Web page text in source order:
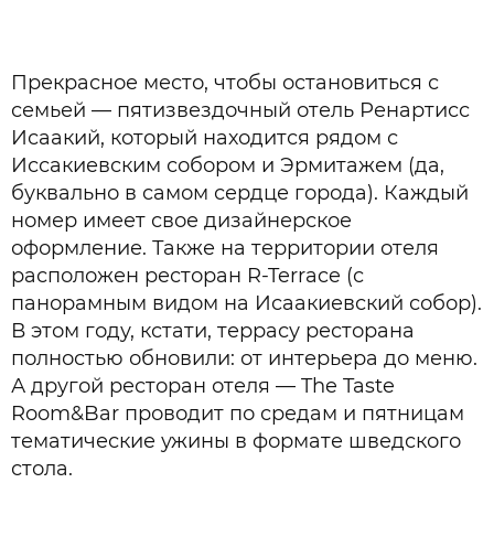
Прекрасное место, чтобы остановиться с
семьей — пятизвездочный отель Ренартисс
Исаакий, который находится рядом с
Иссакиевским собором и Эрмитажем (да,
буквально в самом сердце города). Каждый
номер имеет свое дизайнерское
оформление. Также на территории отеля
расположен ресторан R-Terrace (с
панорамным видом на Исаакиевский собор).
В этом году, кстати, террасу ресторана
полностью обновили: от интерьера до меню.
А другой ресторан отеля — The Taste
Room&Bar проводит по средам и пятницам
тематические ужины в формате шведского
стола.